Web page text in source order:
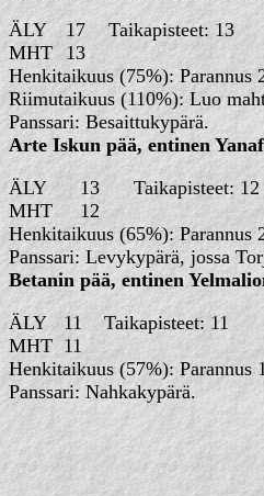
ÄLY
MHT
17
13
Henkitaikuus (75%): Parannus
Riimutaikuus (110%): Luo
Panssari: Besaittukypärä.
Arte Iskun pää, entinen
ÄLY
MHT
13
12
Henkitaikuus (65%): Parannus
Panssari: Levykypärä, jossa
Betanin pää, entinen
ÄLY
MHT
11
11
Henkitaikuus (57%): Parannus
Panssari: Nahkakypärä.